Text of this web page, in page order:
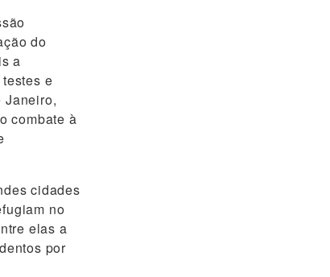
do
a
e
Janeiro,
combate à
cidades
no
elas a
por